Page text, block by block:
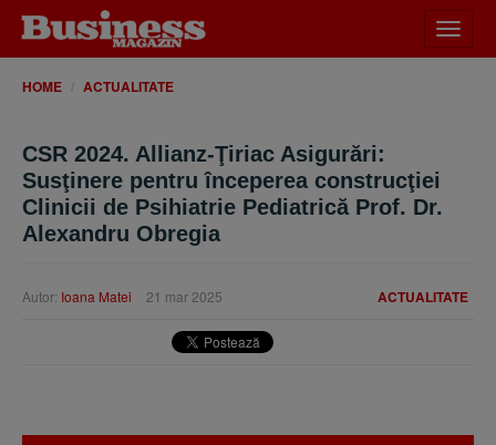
meniu
HOME ACTUALITATE
CSR 2024. Allianz-Ţiriac Asigurări:
Susţinere pentru începerea construcţiei
Clinicii de Psihiatrie Pediatrică Prof. Dr.
Alexandru Obregia
ACTUALITATE
Autor: Ioana Matei 21 mar 2025